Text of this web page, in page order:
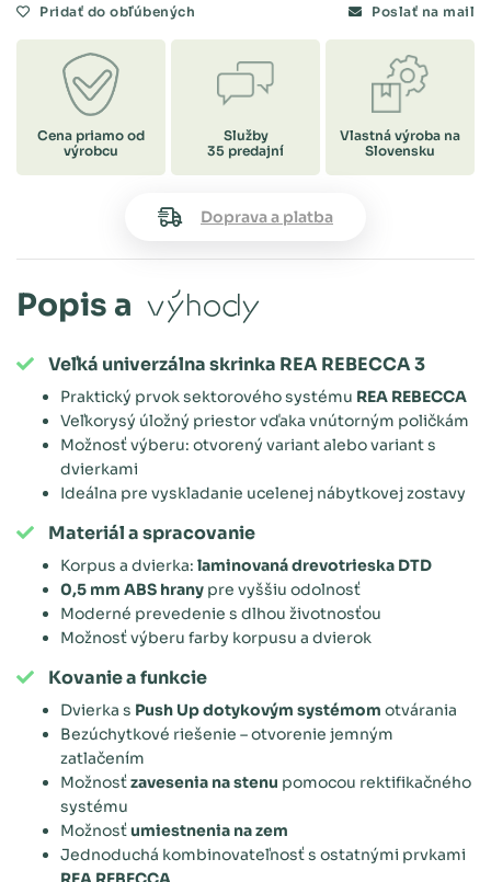
Pridať do obľúbených Poslať na mail
Cena priamo od
výrobcu
Služby
35 predajní
Vlastná výroba na
Slovensku
Doprava a platba
Popis a výhody
Veľká univerzálna skrinka REA REBECCA 3
Praktický prvok sektorového systému REA REBECCA
Veľkorysý úložný priestor vďaka vnútorným poličkám
Možnosť výberu: otvorený variant alebo variant s
dvierkami
Ideálna pre vyskladanie ucelenej nábytkovej zostavy
Materiál a spracovanie
Korpus a dvierka: laminovaná drevotrieska DTD
0,5 mm ABS hrany pre vyššiu odolnosť
Moderné prevedenie s dlhou životnosťou
Možnosť výberu farby korpusu a dvierok
Kovanie a funkcie
Dvierka s Push Up dotykovým systémom otvárania
Bezúchytkové riešenie – otvorenie jemným
zatlačením
Možnosťzavesenia na stenu pomocou rektifikačného
systému
Možnosťumiestnenia na zem
Jednoduchá kombinovateľnosť s ostatnými prvkami